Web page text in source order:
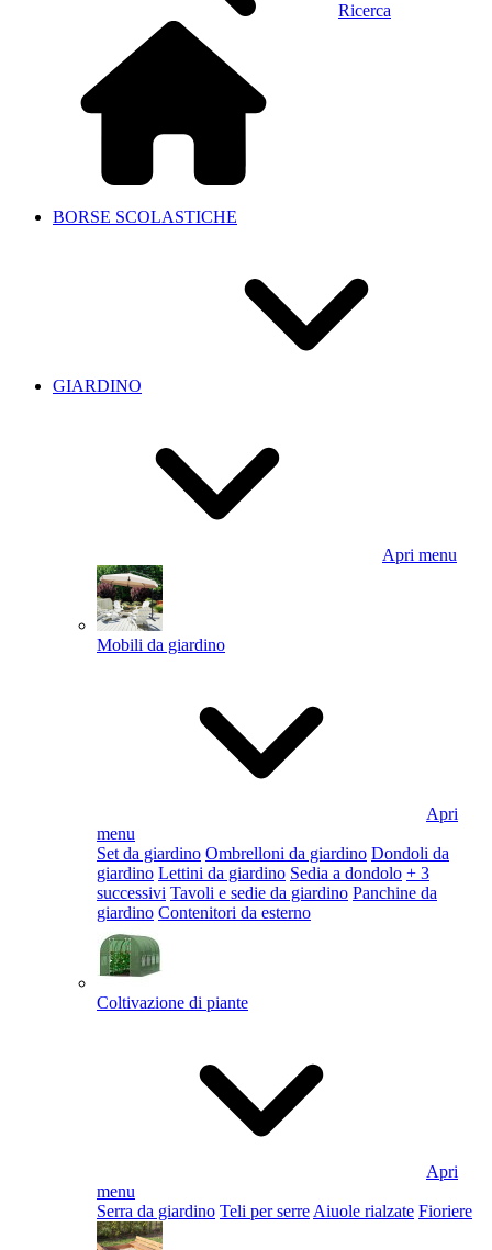
Ricerca
BORSE SCOLASTICHE
GIARDINO
Apri menu
Mobili da giardino
Apri
menu
Set da giardino Ombrelloni da giardino Dondoli da
giardino Lettini da giardino Sedia a dondolo + 3
successivi Tavoli e sedie da giardino Panchine da
giardino Contenitori da esterno
Coltivazione di piante
Apri
menu
Serra da giardino Teli per serre Aiuole rialzate Fioriere